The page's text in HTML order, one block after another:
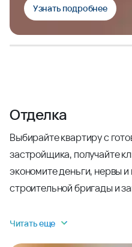
Узнать подробнее
Отделка
Выбирайте квартиру с
застройщика, получайте
экономите деньги, нервы
строительной бригады и
Читать еще